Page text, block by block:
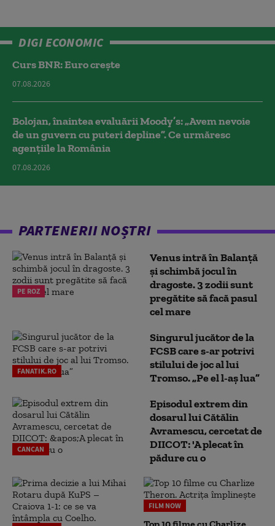
DIGI ECONOMIC
Curs BNR: Euro crește
07.08.2026
Bolojan, înaintea evaluării Moody’s: „Avem nevoie
de un guvern cu puteri depline”. Ce urmăresc
agențiile la România
07.08.2026
PARTENERII NOȘTRI
PE ROZ
Venus intră în Balanță
și schimbă jocul în
dragoste. 3 zodii sunt
pregătite să facă pasul
cel mare
FANATIK.RO
Singurul jucător de la
FCSB care s-ar potrivi
stilului de joc al lui
Tromso. „Pe el l-aș lua”
CANCAN
Episodul extrem din
dosarul lui Cătălin
Avramescu, cercetat de
DIICOT: 'A plecat în
pădure cu o
FILM NOW